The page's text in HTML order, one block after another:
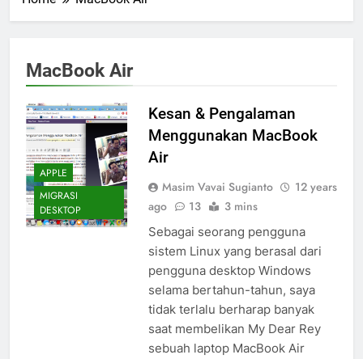
MacBook Air
APPLE
MIGRASI
DESKTOP
Kesan & Pengalaman
Menggunakan MacBook
Air
Masim Vavai Sugianto
12 years
ago
13 3 mins
Sebagai seorang pengguna
sistem Linux yang berasal dari
pengguna desktop Windows
selama bertahun-tahun, saya
tidak terlalu berharap banyak
saat membelikan My Dear Rey
sebuah laptop MacBook Air